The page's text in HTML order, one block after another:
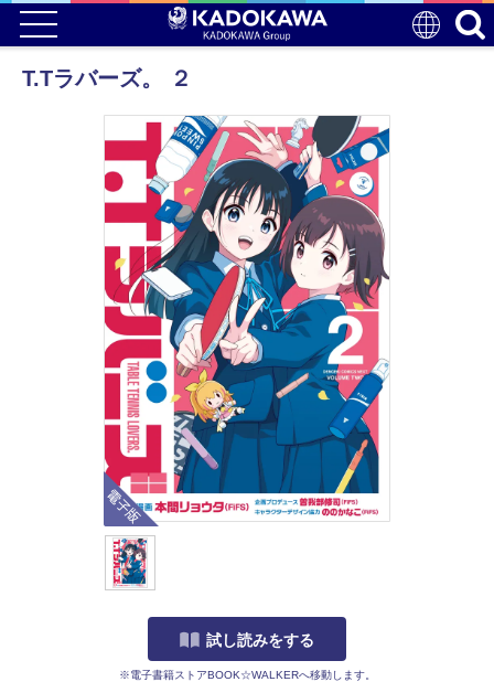
T.Tラバーズ。 ２
電子版
試し読みをする
※電子書籍ストアBOOK☆WALKERへ移動します。